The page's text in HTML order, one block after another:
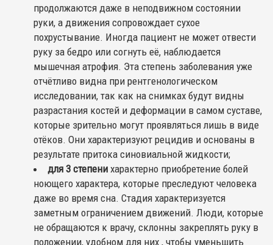
продолжаются даже в неподвижном состоянии
руки, а движения сопровождает сухое
похрустывание. Иногда пациент не может отвести
руку за бедро или согнуть её, наблюдается
мышечная атрофия. Эта степень заболевания уже
отчётливо видна при рентгенологическом
исследовании, так как на снимках будут видны
разрастания костей и деформации в самом суставе,
которые зрительно могут проявляться лишь в виде
отёков. Они характеризуют рецидив и основаны в
результате притока синовиальной жидкости;
для 3 степени характерно приобретение болей
ноющего характера, которые преследуют человека
даже во время сна. Стадия характеризуется
заметным ограничением движений. Люди, которые
не обращаются к врачу, склонны закреплять руку в
положении, удобном для них , чтобы уменьшить